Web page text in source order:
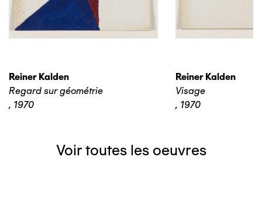
Reiner Kalden
Regard sur géométrie
, 1970
Reiner Kalden
Visage
, 1970
Voir toutes les oeuvres